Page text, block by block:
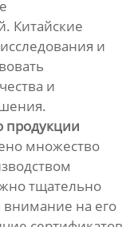
Китайские
и
и
продукции
множество
тщательно
на его